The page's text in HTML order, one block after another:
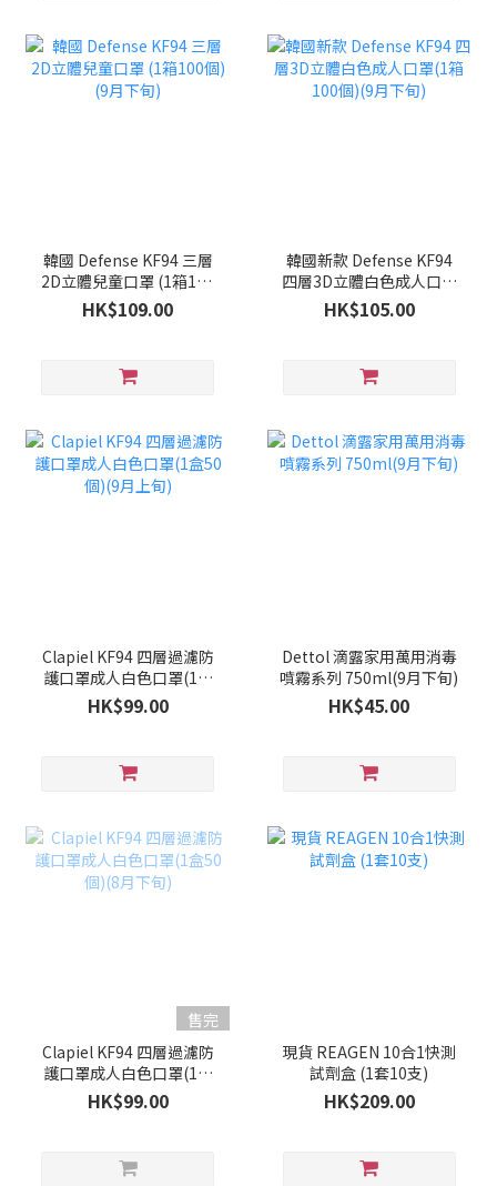
韓國 Defense KF94 三層
2D立體兒童口罩 (1箱100
個)(9月下旬)
HK$109.00
韓國新款 Defense KF94
四層3D立體白色成人口罩
(1箱100個)(9月下旬)
HK$105.00
Clapiel KF94 四層過濾防
護口罩成人白色口罩(1盒
50個)(9月上旬)
HK$99.00
Dettol 滴露家用萬用消毒
噴霧系列 750ml(9月下旬)
HK$45.00
售完
Clapiel KF94 四層過濾防
護口罩成人白色口罩(1盒
50個)(8月下旬)
HK$99.00
現貨 REAGEN 10合1快測
試劑盒 (1套10支)
HK$209.00